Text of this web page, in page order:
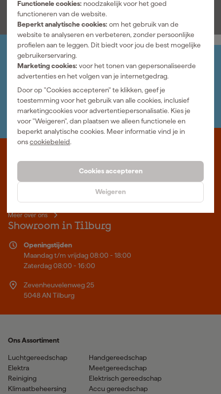
Functionele cookies: noodzakelijk voor het goed
functioneren van de website.
Beperkt analytische cookies: om het gebruik van de
website te analyseren en verbeteren, zonder persoonlijke
profielen aan te leggen. Dit biedt voor jou de best mogelijke
gebruikerservaring.
Marketing cookies: voor het tonen van gepersonaliseerde
advertenties en het volgen van je internetgedrag.
Door op "Cookies accepteren" te klikken, geef je
toestemming voor het gebruik van alle cookies, inclusief
marketingcookies voor advertentiepersonalisatie. Kies je
voor "Weigeren", dan plaatsen we alleen functionele en
beperkt analytische cookies. Meer informatie vind je in
onscookiebeleid.
Cookies accepteren
Weigeren
Jouw account
Log-in en beheer je bestellingen en gegevens
Nieuwsbrief
Inschrijven wekelijkse nieuwsbrief
Wij helpen je graag
Neem contact op met één van onze specialisten.
Waar staat Gereedschapcentrum voor
Professioneel gereedschap met advies op maat: wij zijn dé online
specialist, wat je project ook is. Gereedschapcentrum is Beter
Meer over ons
Showroom in Tilburg
Openingstijden
Maandag t/m vrijdag 08:00 - 18:00
Zaterdag 08:00 - 16:00
Zevenheuvelenweg 25
5048 AN Tilburg
Ons Assortiment
Luchtgereedschap
Elektra
Reiniging
Klimaatbeheersing
Handgereedschap
Meetgereedschap
Elektrisch gereedschap
Accu gereedschap